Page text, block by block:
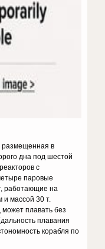
размещенная в
дна под шестой
с
паровые
работающие на
и массой 30 т.
плавать без
плавания
корабля по